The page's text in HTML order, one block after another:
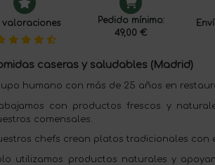
valoraciones
Pedido mínimo:
49,00 €
caseras y saludables (Madrid)
humano con más de 25 años en
con productos frescos y
comensales.
chefs crean platos tradicionales con
utilizamos productos naturales y